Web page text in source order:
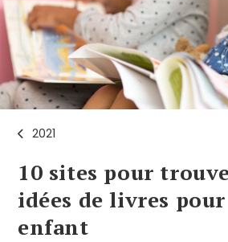
2021
10 sites pour
idées de livres
enfant